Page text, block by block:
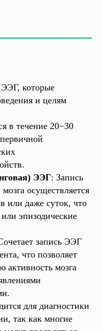
ЭЭГ, которые
и целям
в течение 20−30
ЭЭГ: Запись
осуществляется
или даже суток, что
эпизодические
запись ЭЭГ
что позволяет
активность мозга
для диагностики
так как многие